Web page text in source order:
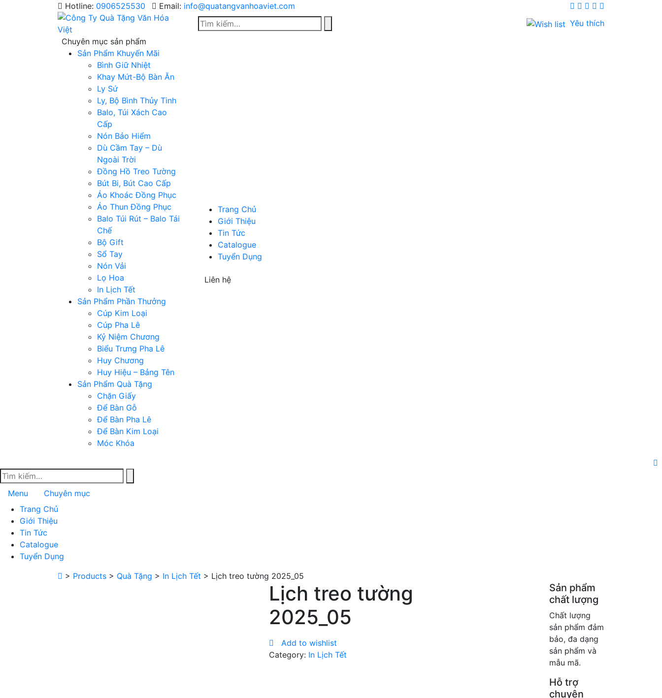
Hotline: 0906525530 Email: info@quatangvanhoaviet.com
Yêu thích
Chuyên mục sản phẩm
Sản Phẩm Khuyến Mãi
Bình Giữ Nhiệt
Khay Mứt-Bộ Bàn Ăn
Ly Sứ
Ly, Bộ Bình Thủy Tinh
Balo, Túi Xách Cao
Cấp
Nón Bảo Hiểm
Dù Cầm Tay – Dù
Ngoài Trời
Đồng Hồ Treo Tường
Bút Bi, Bút Cao Cấp
Áo Khoác Đồng Phục
Áo Thun Đồng Phục
Balo Túi Rút – Balo Tái
Chế
Bộ Gift
Sổ Tay
Nón Vải
Lọ Hoa
In Lịch Tết
Sản Phẩm Phần Thưởng
Cúp Kim Loại
Cúp Pha Lê
Kỷ Niệm Chương
Biểu Trưng Pha Lê
Huy Chương
Huy Hiệu – Bảng Tên
Sản Phẩm Quà Tặng
Chặn Giấy
Để Bàn Gỗ
Để Bàn Pha Lê
Để Bàn Kim Loại
Móc Khóa
Trang Chủ
Giới Thiệu
Tin Tức
Catalogue
Tuyển Dụng
Liên hệ
Menu
Chuyên mục
Trang Chủ
Giới Thiệu
Tin Tức
Catalogue
Tuyển Dụng
> Products > Quà Tặng > In Lịch Tết > Lịch treo tường 2025_05
Lịch treo tường
2025_05
Add to wishlist
Category: In Lịch Tết
Sản phẩm
chất lượng
Chất lượng
sản phẩm đảm
bảo, đa dạng
sản phẩm và
mẫu mã.
Hỗ trợ
chuyên